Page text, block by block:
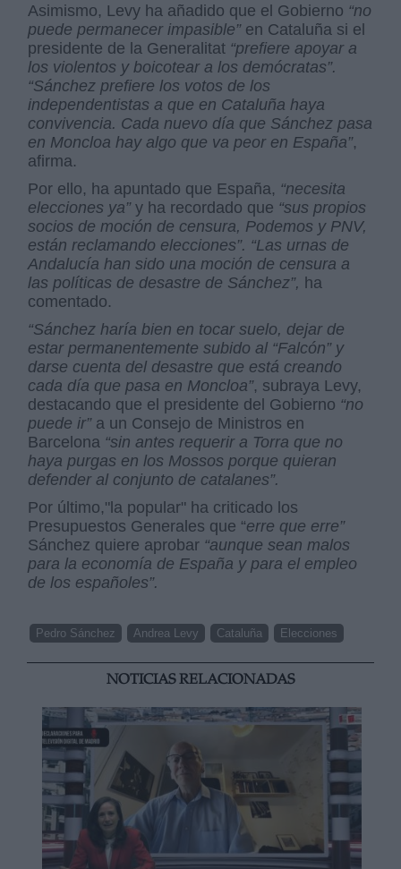
Asimismo, Levy ha añadido que el Gobierno “no
puede permanecer impasible”en Cataluña si el
presidente de la Generalitat “prefiere apoyar a
los violentos y boicotear a los demócratas”.
“Sánchez prefiere los votos de los
independentistas a que en Cataluña haya
convivencia. Cada nuevo día que Sánchez pasa
en Moncloa hay algo que va peor en España”,
afirma.
Por ello, ha apuntado que España, “necesita
elecciones ya”y ha recordado que “sus propios
socios de moción de censura, Podemos y PNV,
están reclamando elecciones”. “Las urnas de
Andalucía han sido una moción de censura a
las políticas de desastre de Sánchez”, ha
comentado.
“Sánchez haría bien en tocar suelo, dejar de
estar permanentemente subido al “Falcón” y
darse cuenta del desastre que está creando
cada día que pasa en Moncloa”, subraya Levy,
destacando que el presidente del Gobierno “no
puede ir”a un Consejo de Ministros en
Barcelona “sin antes requerir a Torra que no
haya purgas en los Mossos porque quieran
defender al conjunto de catalanes”.
Por último,"la popular" ha criticado los
Presupuestos Generales que “erre que erre”
Sánchez quiere aprobar “aunque sean malos
para la economía de España y para el empleo
de los españoles”.
Pedro Sánchez Andrea Levy Cataluña Elecciones
NOTICIAS RELACIONADAS